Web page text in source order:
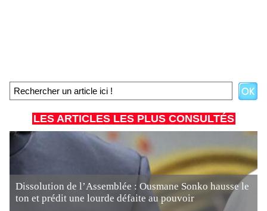
LES ARTICLES LES PLUS CONSULTÉS
Dissolution de l’Assemblée : Ousmane Sonko hausse le
ton et prédit une lourde défaite au pouvoir